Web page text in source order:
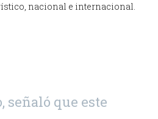
nacional e internacional.
señaló que este